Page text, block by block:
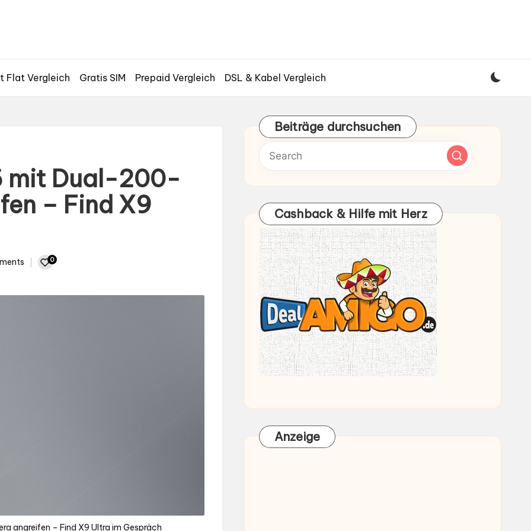
Flat Vergleich Gratis SIM Prepaid Vergleich DSL & Kabel Vergleich
mit Dual-200-
– Find X9
0
angreifen – Find X9 Ultra im Gespräch
Beiträge durchsuchen
Cashback & Hilfe mit Herz
Anzeige